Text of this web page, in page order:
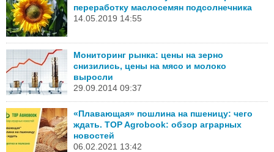
переработку маслосемян подсолнечника
14.05.2019 14:55
Мониторинг рынка: цены на зерно
снизились, цены на мясо и молоко
выросли
29.09.2014 09:37
«Плавающая» пошлина на пшеницу: чего
ждать. TOP Agrobook: обзор аграрных
новостей
06.02.2021 13:42